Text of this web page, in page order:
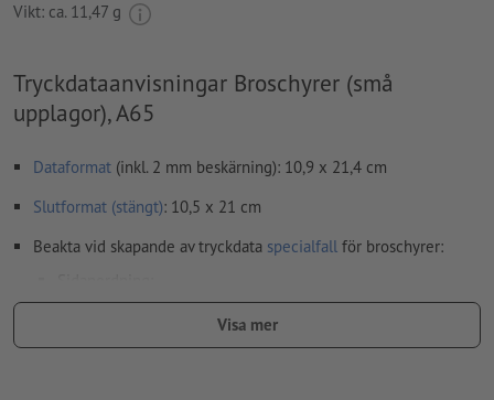
Vikt: ca. 11,47 g
Tryckdataanvisningar Broschyrer (små
upplagor), A65
Dataformat (inkl. 2 mm beskärning): 10,9 x 21,4 cm
Slutformat (stängt): 10,5 x 21 cm
Beakta vid skapande av tryckdata specialfall för broschyrer:
vi övertar innerdelens utskjutning dvs. anordning och
Visa mer